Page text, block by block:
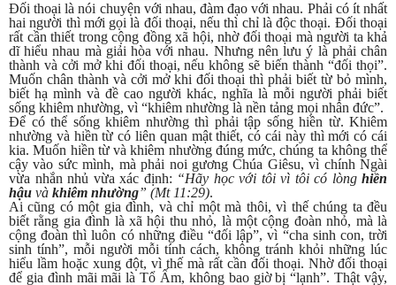
Đối thoại là nói chuyện với nhau, đàm đạo với nhau. Phải có ít nhất
hai người thì mới gọi là đối thoại, nếu thì chỉ là độc thoại. Đối thoại
rất cần thiết trong cộng đồng xã hội, nhờ đối thoại mà người ta khả
dĩ hiểu nhau mà giải hòa với nhau. Nhưng nên lưu ý là phải chân
thành và cởi mở khi đối thoại, nếu không sẽ biến thành “đối thọi”.
Muốn chân thành và cởi mở khi đối thoại thì phải biết từ bỏ mình,
biết hạ mình và đề cao người khác, nghĩa là mỗi người phải biết
sống khiêm nhường, vì “khiêm nhường là nền tảng mọi nhân đức”.
Để có thể sống khiêm nhường thì phải tập sống hiền từ. Khiêm
nhường và hiền từ có liên quan mật thiết, có cái này thì mới có cái
kia. Muốn hiền từ và khiêm nhường đúng mức, chúng ta không thể
cậy vào sức mình, mà phải noi gương Chúa Giêsu, vì chính Ngài
vừa nhắn nhủ vừa xác định: “Hãy học với tôi vì tôi có lòng hiền
hậu và khiêm nhường” (Mt 11:29).
Ai cũng có một gia đình, và chỉ một mà thôi, vì thế chúng ta đều
biết rằng gia đình là xã hội thu nhỏ, là một cộng đoàn nhỏ, mà là
cộng đoàn thì luôn có những điều “đối lập”, vì “cha sinh con, trời
sinh tính”, mỗi người mỗi tính cách, không tránh khỏi những lúc
hiểu lầm hoặc xung đột, vì thế mà rất cần đối thoại. Nhờ đối thoại
để gia đình mãi mãi là Tổ Ấm, không bao giờ bị “lạnh”. Thật vậy,